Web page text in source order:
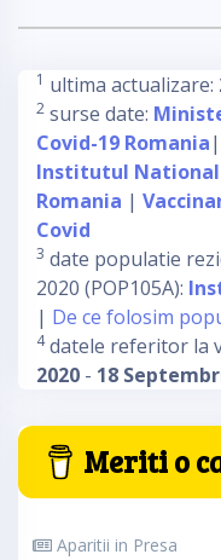
1 ultima actualizare:
2 surse date:
Covid-19 Romania|
Institutul National
Romania |
Covid
3 date populatie
2020 (POP105A):
| De ce folosim
4datele referitor la
2020 - 18
Meriti o
Aparitii in Presa